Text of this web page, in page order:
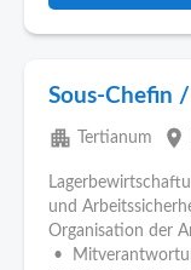
Sous-Chefin
apartment Tertianum place
und
Organisation der
•